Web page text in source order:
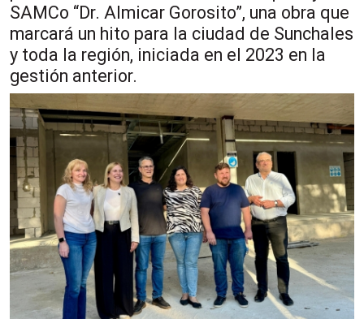
SAMCo “Dr. Almicar Gorosito”, una obra que
marcará un hito para la ciudad de Sunchales
y toda la región, iniciada en el 2023 en la
gestión anterior.